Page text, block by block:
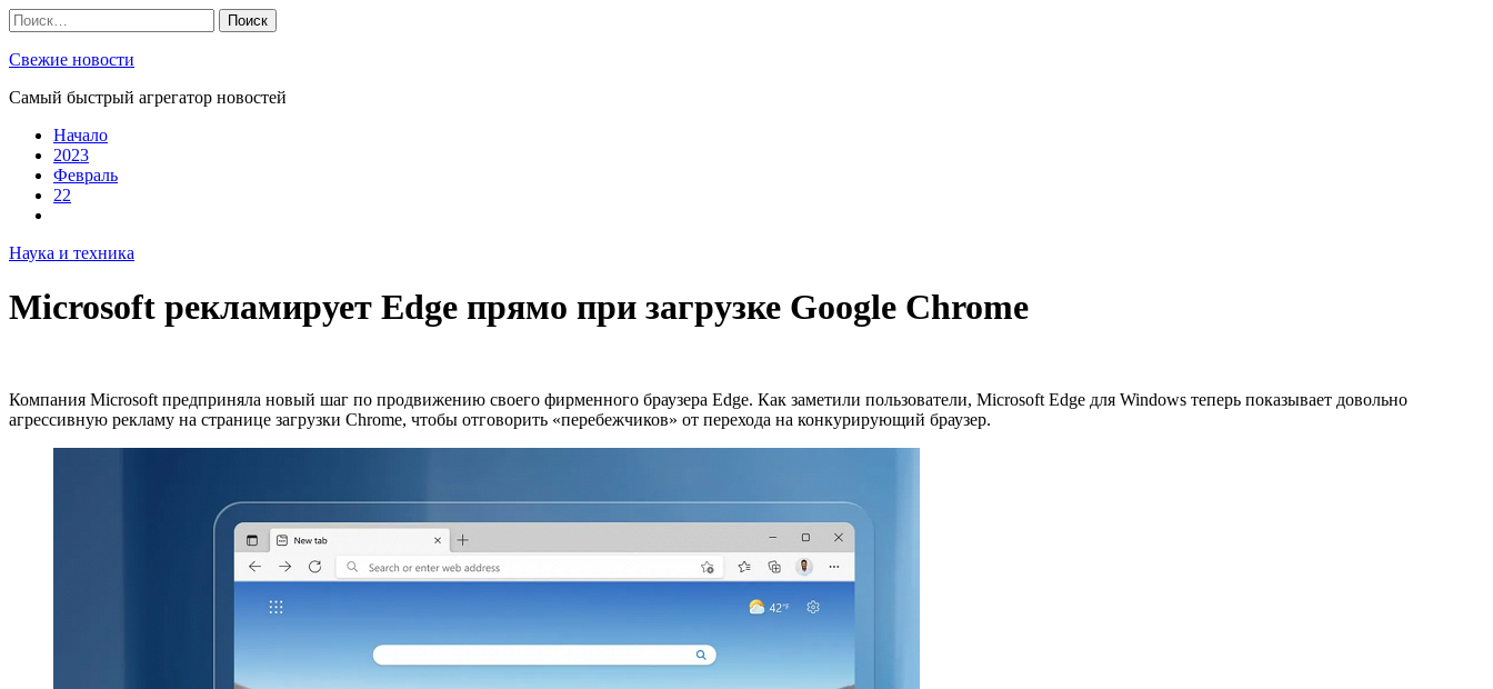
Skip
to
content
Найти:
Свежие новости
Самый быстрый агрегатор новостей
Начало
2023
Февраль
22
Наука и техника
Microsoft рекламирует Edge прямо при загрузке Google Chrome
Компания Microsoft предприняла новый шаг по продвижению своего фирменного браузера Edge. Как заметили пользователи, Microsoft Edge для Windows теперь показывает довольно
агрессивную рекламу на странице загрузки Chrome, чтобы отговорить «перебежчиков» от перехода на конкурирующий браузер.